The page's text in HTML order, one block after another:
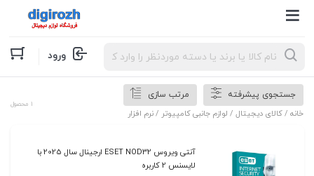
Products
search ورود
جستجوی پیشرفته
مرتب سازی
خانه /کالای دیجیتال / لوازم جانبی کامپیوتر / نرم افزار
1 محصول
آنتی ویروس ESET NOD32 ارجینال سال 2025 با
لایسنس 2 کاربره